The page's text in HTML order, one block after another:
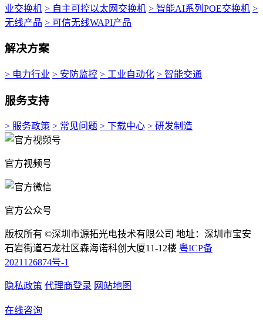
业交换机 > 自主可控以太网交换机 > 智能AI系列POE交换机 >
无线产品 > 可信无线WAPI产品
解决方案
> 电力行业 > 安防监控 > 工业自动化 > 智能交通
服务支持
> 服务政策 > 常见问题 > 下载中心 > 研发制造
官方视频号
官方公众号
版权所有 ©深圳市源拓光电技术有限公司 地址：深圳市宝安
石岩街道石龙社区森海诺科创大厦11-12楼 粤ICP备
2021126874号-1
隐私政策 代理商登录 网站地图
在线咨询